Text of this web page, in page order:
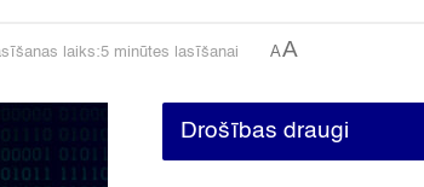
laiks:5 minūtes lasīšanai AA
Drošības draugi